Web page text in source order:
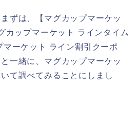
ずは、【マグカップマーケッ
カップマーケット ラインタイム
ーケット ライン割引クーポ
一緒に、マグカップマーケッ
て調べてみることにしまし